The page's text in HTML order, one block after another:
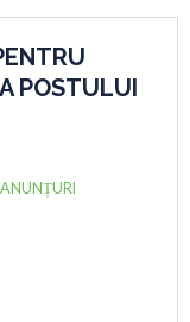
POSTULUI
ANUNȚURI